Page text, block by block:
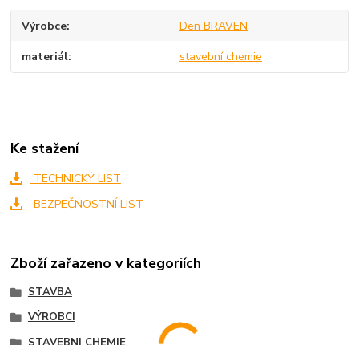
Výrobce Den BRAVEN
materiál stavební chemie
Ke stažení
TECHNICKÝ LIST
BEZPEČNOSTNÍ LIST
Zboží zařazeno v kategoriích
STAVBA
VÝROBCI